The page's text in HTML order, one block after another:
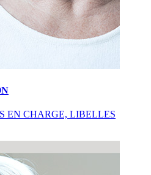
EN CHARGE, LIBELLES